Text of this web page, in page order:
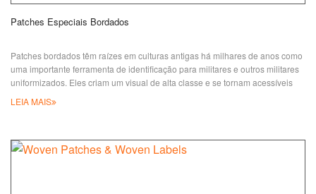
Patches Especiais Bordados
Patches bordados têm raízes em culturas antigas há milhares de anos como
uma importante ferramenta de identificação para militares e outros militares
uniformizados. Eles criam um visual de alta classe e se tornam acessíveis
desenvolvimento do artesanato bordado, pudemos combinar diferentes
LEIA MAIS